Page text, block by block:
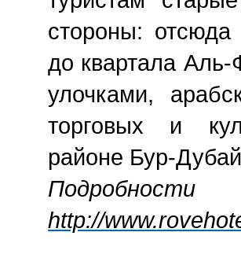
стороны:
до квартала
улочками,
торговых и
районе Бур-
http://